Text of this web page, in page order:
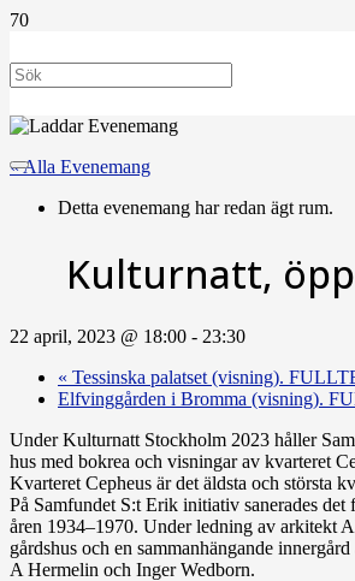
« Alla Evenemang
Detta evenemang har redan ägt rum.
Kulturnatt,
22 april, 2023 @ 18:00 - 23:30
« Tessinska palatset (visning).
Elfvinggården i Bromma (visning).
Under Kulturnatt Stockholm 2023 håller
hus med bokrea och visningar av kvarteret
Kvarteret Cepheus är det äldsta och största
På Samfundet S:t Erik initiativ sanerades det
åren 1934–1970. Under ledning av arkitekt
gårdshus och en sammanhängande
A Hermelin och Inger Wedborn.